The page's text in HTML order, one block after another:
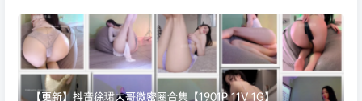
【更新】抖音徐珺大哥微密圈合集【1901P 11V 1G】